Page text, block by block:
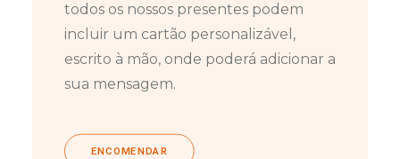
todos os nossos presentes podem
incluir um cartão personalizável,
escrito à mão, onde poderá adicionar a
sua mensagem.
ENCOMENDAR